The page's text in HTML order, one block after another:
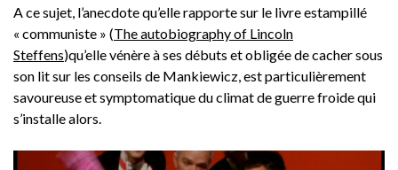
A ce sujet, l’anecdote qu’elle rapporte sur le livre estampillé
« communiste » (The autobiography of Lincoln
Steffens)qu’elle vénère à ses débuts et obligée de cacher sous
son lit sur les conseils de Mankiewicz, est particulièrement
savoureuse et symptomatique du climat de guerre froide qui
s’installe alors.